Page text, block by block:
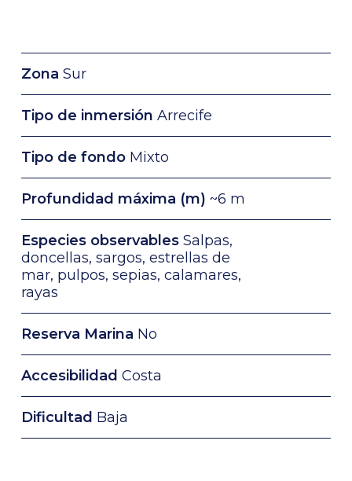
Zona Sur
Tipo de inmersión Arrecife
Tipo de fondoMixto
Profundidad máxima (m) ~6 m
Especies observables Salpas,
doncellas, sargos, estrellas de
mar, pulpos, sepias, calamares,
rayas
Reserva Marina No
Accesibilidad Costa
Dificultad Baja